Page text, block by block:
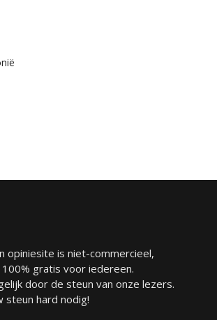
opiniesite is niet-commercieel,
100% gratis voor iedereen.
door de steun van onze lezers.
steun hard nodig!